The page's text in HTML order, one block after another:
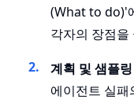
(What to do)'
각자의 장점
계획 및 샘플
에이전트 실패